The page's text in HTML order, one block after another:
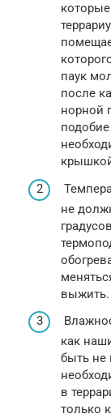
паук
после
норной
не
выжить.
как
быть не
в
только